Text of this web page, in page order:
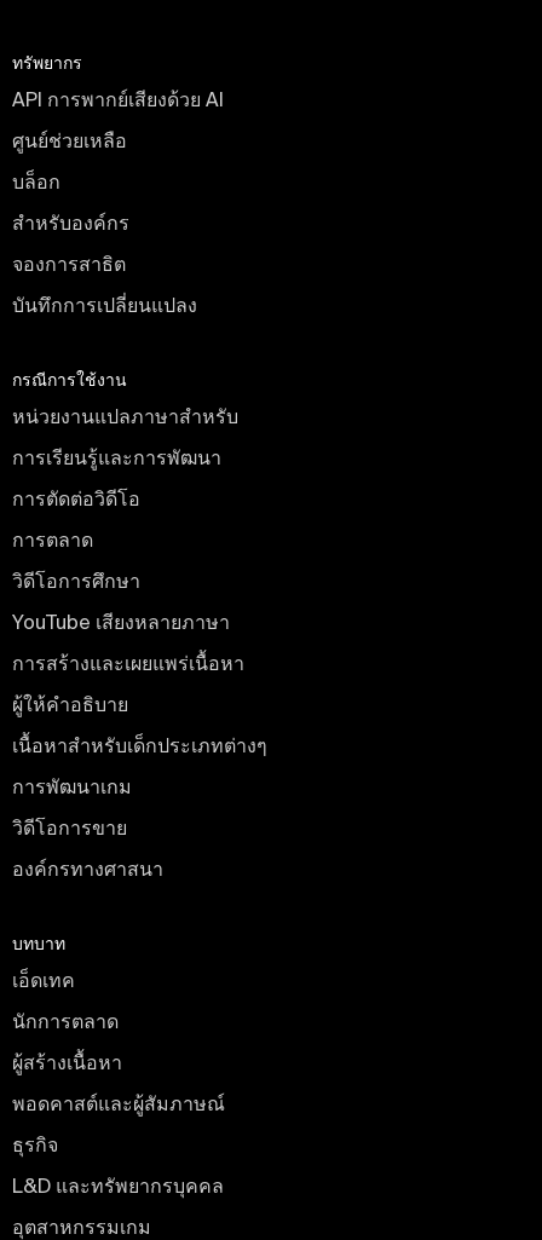
ทรัพยากร
API การพากย์เสียงด้วย AI
ศูนย์ช่วยเหลือ
บล็อก
สำหรับองค์กร
จองการสาธิต
บันทึกการเปลี่ยนแปลง
กรณีการใช้งาน
หน่วยงานแปลภาษาสำหรับ
การเรียนรู้และการพัฒนา
การตัดต่อวิดีโอ
การตลาด
วิดีโอการศึกษา
YouTube เสียงหลายภาษา
การสร้างและเผยแพร่เนื้อหา
ผู้ให้คำอธิบาย
เนื้อหาสำหรับเด็กประเภทต่างๆ
การพัฒนาเกม
วิดีโอการขาย
องค์กรทางศาสนา
บทบาท
เอ็ดเทค
นักการตลาด
ผู้สร้างเนื้อหา
พอดคาสต์และผู้สัมภาษณ์
ธุรกิจ
L&D และทรัพยากรบุคคล
อุตสาหกรรมเกม